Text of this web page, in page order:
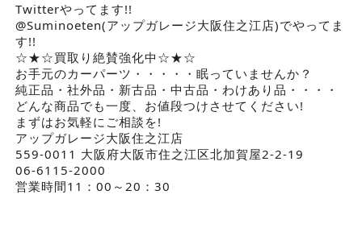
Twitterやってます!!
@Suminoeten(アップガレージ大阪住之江店)でやってま
す!!
☆★☆買取り絶賛強化中☆★☆
お手元のカーパーツ・・・・・眠っていませんか？
純正品・社外品・新古品・中古品・わけあり品・・・・
どんな商品でも一度、お値段つけさせてください!
まずはお気軽にご相談を!
アップガレージ大阪住之江店
559-0011 大阪府大阪市住之江区北加賀屋2-2-19
06-6115-2000
営業時間11：00～20：30